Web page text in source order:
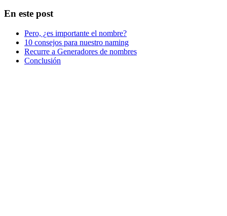
En este post
Pero, ¿es importante el nombre?
10 consejos para nuestro naming
Recurre a Generadores de nombres
Conclusión